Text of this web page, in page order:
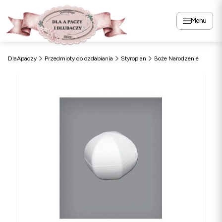
Menu
DlaApaczy Przedmioty do ozdabiania Styropian Boże Narodzenie